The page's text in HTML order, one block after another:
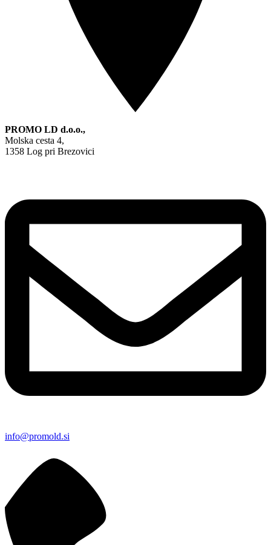
PROMO LD d.o.o.,
Molska cesta 4,
1358 Log pri Brezovici
info@promold.si